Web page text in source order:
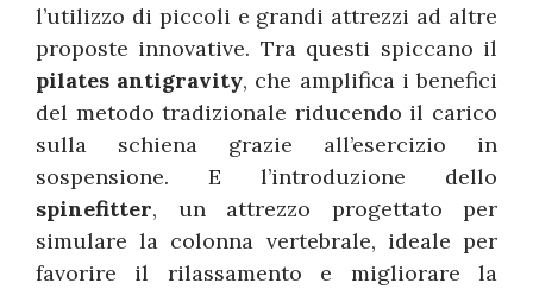
l’utilizzo di piccoli e grandi attrezzi ad altre
proposte innovative. Tra questi spiccano il
pilates antigravity, che amplifica i benefici
del metodo tradizionale riducendo il carico
sulla schiena grazie all’esercizio in
sospensione. E l’introduzione dello
spinefitter, un attrezzo progettato per
simulare la colonna vertebrale, ideale per
favorire il rilassamento e migliorare la